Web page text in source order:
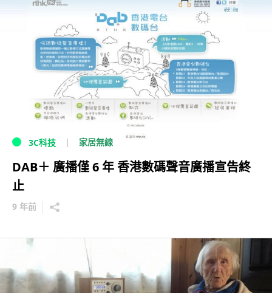
3C科技 家居無線
DAB＋ 廣播僅 6 年 香港數碼聲音廣播宣告終
止
9 年前